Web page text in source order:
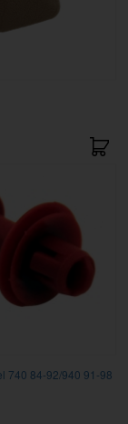
740 84-92/940 91-98